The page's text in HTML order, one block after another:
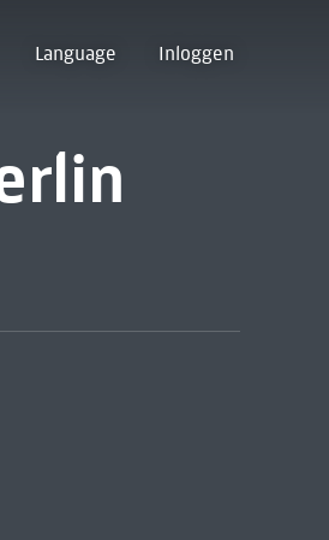
Language Inloggen